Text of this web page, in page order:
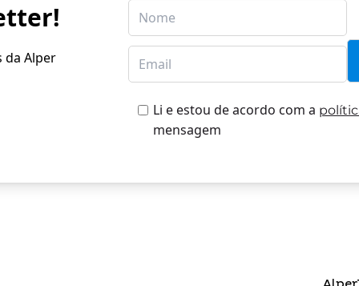
da Alper
Li e estou de acordo com a
mensagem